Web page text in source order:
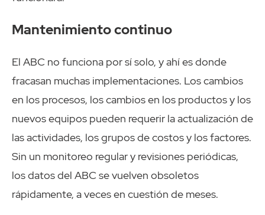
Mantenimiento continuo
El ABC no funciona por sí solo, y ahí es donde
fracasan muchas implementaciones. Los cambios
en los procesos, los cambios en los productos y los
nuevos equipos pueden requerir la actualización de
las actividades, los grupos de costos y los factores.
Sin un monitoreo regular y revisiones periódicas,
los datos del ABC se vuelven obsoletos
rápidamente, a veces en cuestión de meses.